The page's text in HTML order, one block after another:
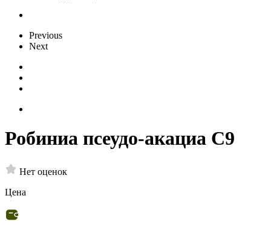
Previous
Next
Робиниа псеудо-акациа С9
Нет оценок
Цена